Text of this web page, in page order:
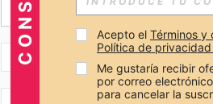
CO + 57
Acepto el Términos y
Política de
Me gustaría recibir
por correo
para cancelar la